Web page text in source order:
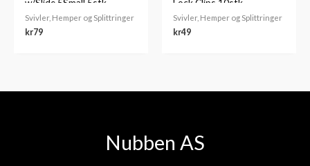
w/Slide 5Small 5stk
Svivler, Hemper og Splittringer
kr79
Lock Clips 10stk.
Svivler, Hemper og Splittringer
kr49
Nubben AS